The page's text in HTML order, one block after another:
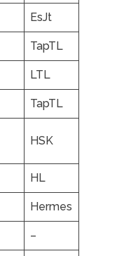
EsJt
TapTL
LTL
TapTL
HSK
HL
Hermes
–